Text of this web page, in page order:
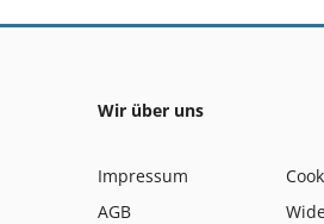
Wir über uns
Impressum
AGB